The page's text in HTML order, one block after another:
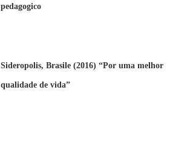
pedagogico
Sideropolis, Brasile (2016) “Por uma melhor
qualidade de vida”